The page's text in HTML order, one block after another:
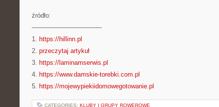
źródło:
———————————
1. https://hillinn.pl
2. przeczytaj artykuł
3. https://laminamserwis.pl
4. https://www.damskie-torebki.com.pl
5. https://mojewypiekiidomowegotowanie.pl
CATEGORIES: KLUBY I GRUPY ROWEROWE